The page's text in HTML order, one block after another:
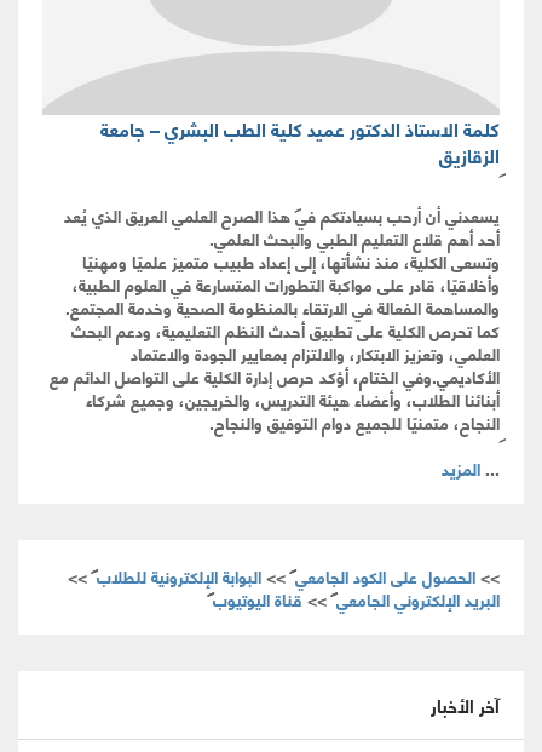
كلمة الاستاذ الدكتور عميد كلية الطب البشري – جامعة
الزقازيق
يسعدني أن أرحب بسيادتكم في هذا الصرح العلمي العريق الذي يُعد
أحد أهم قلاع التعليم الطبي والبحث العلمي.
وتسعى الكلية، منذ نشأتها، إلى إعداد طبيب متميز علميًا ومهنيًا
وأخلاقيًا، قادر على مواكبة التطورات المتسارعة في العلوم الطبية،
والمساهمة الفعالة في الارتقاء بالمنظومة الصحية وخدمة المجتمع.
كما تحرص الكلية على تطبيق أحدث النظم التعليمية، ودعم البحث
العلمي، وتعزيز الابتكار، والالتزام بمعايير الجودة والاعتماد
الأكاديمي.وفي الختام، أؤكد حرص إدارة الكلية على التواصل الدائم مع
أبنائنا الطلاب، وأعضاء هيئة التدريس، والخريجين، وجميع شركاء
النجاح، متمنيًا للجميع دوام التوفيق والنجاح.
...المزيد
>>الحصول على الكود الجامعي>>البوابة الإلكترونية للطلاب>>
البريد الإلكتروني الجامعي>>قناة اليوتيوب
آخر الأخبار